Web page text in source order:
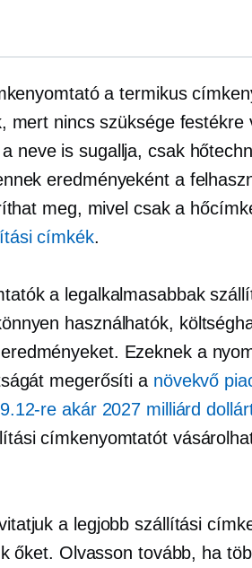
a termikus
mert nincs szüksége festékre
neve is sugallja, csak
eredményeként a
meg, mivel csak a
címkék.
a legalkalmasabbak
használhatók,
eredményeket. Ezeknek a
megerősíti a növekvő
re akár 2027 milliárd
címkenyomtatót
a legjobb szállítási
őket. Olvasson tovább, ha